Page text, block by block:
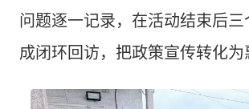
问题逐一记录，在活动结束后
成闭环回访，把政策宣传转化为